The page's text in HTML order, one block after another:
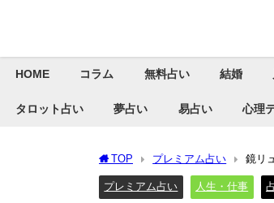
HOME コラム 無料占い 結婚
タロット占い 夢占い 易占い 心理
TOP プレミアム占い 鏡リ
プレミアム占い 人生・仕事